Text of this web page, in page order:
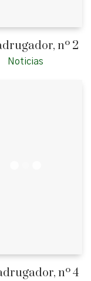
nº 2
Noticias
nº 4